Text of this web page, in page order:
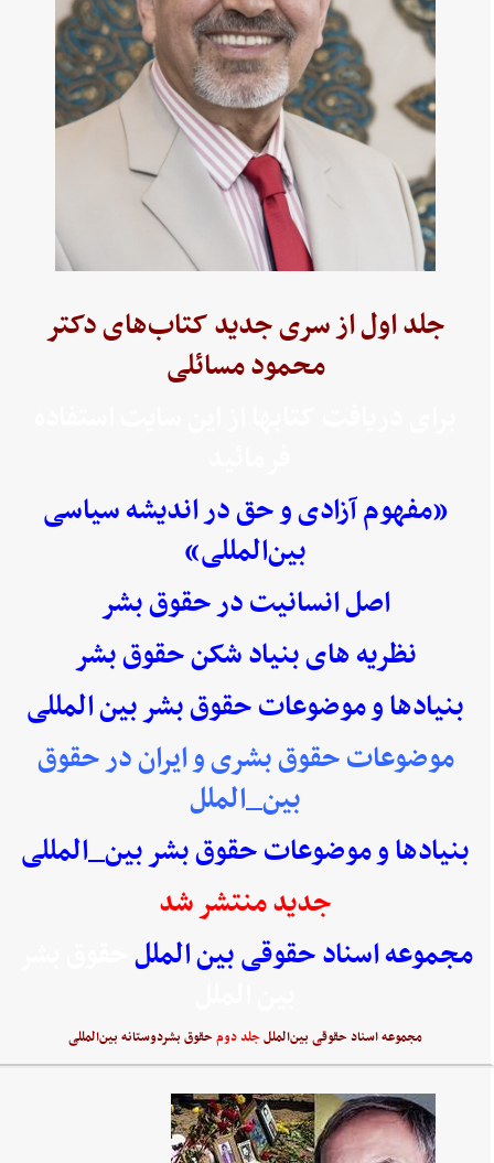
جلد اول از سری جدید کتاب‌های دکتر
محمود مسائلی
«مفهوم آزادی و حق در اندیشه سیاسی
بین‌المللی»
اصل انسانیت در حقوق بشر
نظریه های بنیاد شکن حقوق بشر
بنیادها و موضوعات حقوق بشر بین المللی
موضوعات حقوق بشری و ایران در حقوق
بین_الملل
بنیادها و موضوعات حقوق بشر بین_المللی
جدید منتشر شد
مجموعه اسناد حقوقی بین الملل
مجموعه اسناد حقوقی بین‌المللجلد دومحقوق بشردوستانه بین‌المللی